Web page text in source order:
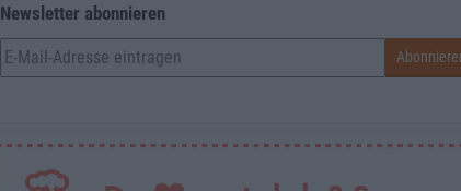
Newsletter abonnieren